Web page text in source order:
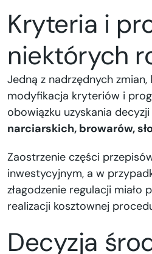
Kryteria i
niektórych
Jedną z nadrzędnych
modyfikacja kryteriów i
obowiązku uzyskania
narciarskich, browarów,
Zaostrzenie części
inwestycyjnym, a w
złagodzenie regulacji miało
realizacji kosztownej
Decyzja